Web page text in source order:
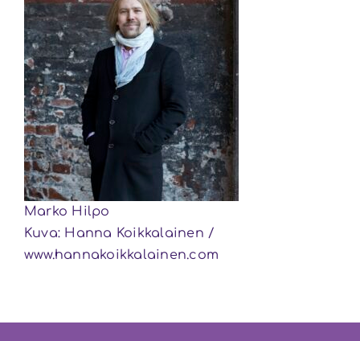
Marko Hilpo
Kuva: Hanna Koikkalainen /
www.hannakoikkalainen.com